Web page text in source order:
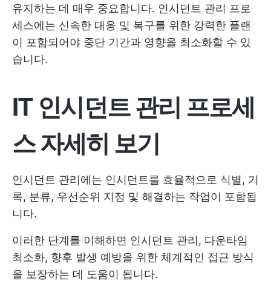
유지하는 데 매우 중요합니다. 인시던트 관리 프로
세스에는 신속한 대응 및 복구를 위한 강력한 플랜
이 포함되어야 중단 기간과 영향을 최소화할 수 있
습니다.
IT 인시던트 관리 프로세
스 자세히 보기
인시던트 관리에는 인시던트를 효율적으로 식별, 기
록, 분류, 우선순위 지정 및 해결하는 작업이 포함됩
니다.
이러한 단계를 이해하면 인시던트 관리, 다운타임
최소화, 향후 발생 예방을 위한 체계적인 접근 방식
을 보장하는 데 도움이 됩니다.